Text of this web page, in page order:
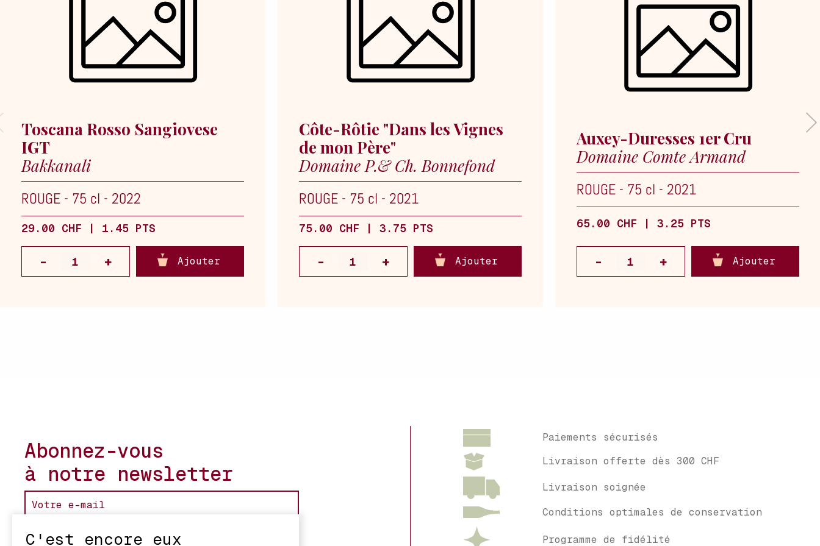
Toscana Rosso Sangiovese
IGT
Bakkanali
ROUGE - 75 cl - 2022
29.00 CHF | 1.45 PTS
Ajouter
Côte-Rôtie "Dans les Vignes
de mon Père"
Domaine P.& Ch. Bonnefond
ROUGE - 75 cl - 2021
75.00 CHF | 3.75 PTS
Ajouter
Auxey-Duresses 1er Cru
Domaine Comte Armand
ROUGE - 75 cl - 2021
65.00 CHF | 3.25 PTS
Ajouter
Abonnez-vous
à notre newsletter
Paiements sécurisés
Livraison offerte dès 300 CHF
Livraison soignée
Conditions optimales de conservation
Programme de fidélité
C'est encore eux